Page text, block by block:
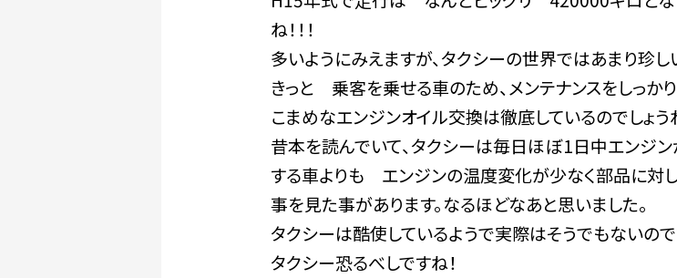
ね！！！
多いようにみえますが、タクシーの世界ではあまり珍し
きっと 乗客を乗せる車のため、メンテナンスをしっかり
こまめなエンジンオイル交換は徹底しているのでしょう
昔本を読んでいて、タクシーは毎日ほぼ1日中エンジン
する車よりも エンジンの温度変化が少なく部品に対
事を見た事があります。なるほどなあと思いました。
タクシーは酷使しているようで実際はそうでもないので
タクシー恐るべしですね！